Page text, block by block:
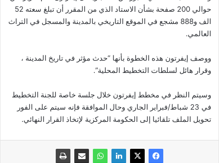
حوالي 200 صفحة بشأن الاستاد الذي من المقرر أن تبلغ سعته 52
الف و888 مشجع في الموقع التاريخي بالمدينة والمسجل في التراث
العالمي.
ووصف إيفرتون هذه الخطوة بأنها “حدث مؤثر في تاريخ المدينة ،
وقرار هائل لسلطات التخطيط المحلية”.
وسيتم النظر في مخطط إيفرتون خلال جلسة خاصة للجنة التخطيط
في 23 شباط/فبراير الجاري وحال الموافقة فإنه سيتم على الفور
تحويل الملف تلقائيا إلى الحكومة المركزية لإتخاذ القرار النهائي.